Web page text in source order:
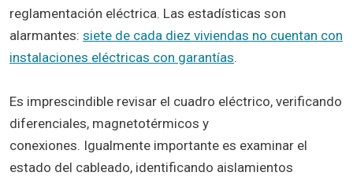
reglamentación eléctrica. Las estadísticas son
alarmantes: siete de cada diez viviendas no cuentan con
instalaciones eléctricas con garantías.
Es imprescindible revisar el cuadro eléctrico, verificando
diferenciales, magnetotérmicos y
conexiones. Igualmente importante es examinar el
estado del cableado, identificando aislamientos